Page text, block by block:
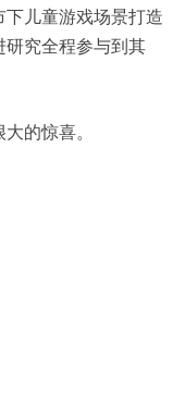
儿童游戏场景打造
究全程参与到其
的惊喜。